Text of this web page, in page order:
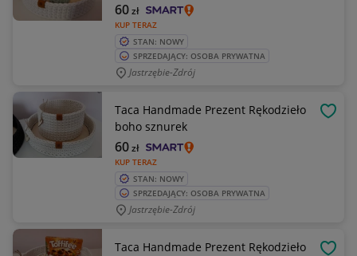
KUP TERAZ
60zł
STAN: NOWY
SPRZEDAJĄCY: OSOBA PRYWATNA
Jastrzębie-Zdrój
Taca Handmade Prezent Rękodzieło
boho sznurek
KUP TERAZ
60zł
STAN: NOWY
SPRZEDAJĄCY: OSOBA PRYWATNA
Jastrzębie-Zdrój
Taca Handmade Prezent Rękodzieło